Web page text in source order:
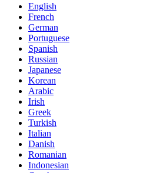
English
French
German
Portuguese
Spanish
Russian
Japanese
Korean
Arabic
Irish
Greek
Turkish
Italian
Danish
Romanian
Indonesian